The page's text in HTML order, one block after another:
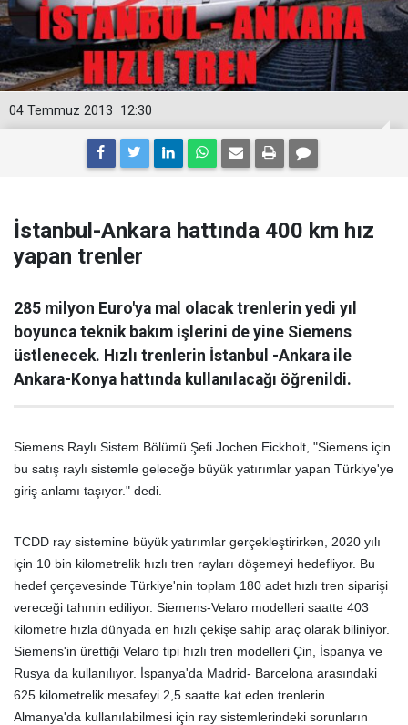
12:30
04 Temmuz 2013
İstanbul-Ankara hattında 400 km hız
yapan trenler
285 milyon Euro'ya mal olacak trenlerin yedi yıl
boyunca teknik bakım işlerini de yine Siemens
üstlenecek. Hızlı trenlerin İstanbul -Ankara ile
Ankara-Konya hattında kullanılacağı öğrenildi.
Siemens Raylı Sistem Bölümü Şefi Jochen Eickholt, "Siemens için
bu satış raylı sistemle geleceğe büyük yatırımlar yapan Türkiye'ye
giriş anlamı taşıyor." dedi.
TCDD ray sistemine büyük yatırımlar gerçekleştirirken, 2020 yılı
için 10 bin kilometrelik hızlı tren rayları döşemeyi hedefliyor. Bu
hedef çerçevesinde Türkiye'nin toplam 180 adet hızlı tren siparişi
vereceği tahmin ediliyor. Siemens-Velaro modelleri saatte 403
kilometre hızla dünyada en hızlı çekişe sahip araç olarak biliniyor.
Siemens'in ürettiği Velaro tipi hızlı tren modelleri Çin, İspanya ve
Rusya da kullanılıyor. İspanya'da Madrid- Barcelona arasındaki
625 kilometrelik mesafeyi 2,5 saatte kat eden trenlerin
Almanya'da kullanılabilmesi için ray sistemlerindeki sorunların